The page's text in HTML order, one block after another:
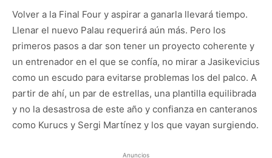
Volver a la Final Four y aspirar a ganarla llevará tiempo.
Llenar el nuevo Palau requerirá aún más. Pero los
primeros pasos a dar son tener un proyecto coherente y
un entrenador en el que se confía, no mirar a Jasikevicius
como un escudo para evitarse problemas los del palco. A
partir de ahí, un par de estrellas, una plantilla equilibrada
y no la desastrosa de este año y confianza en canteranos
como Kurucs y Sergi Martínez y los que vayan surgiendo.
Anuncios